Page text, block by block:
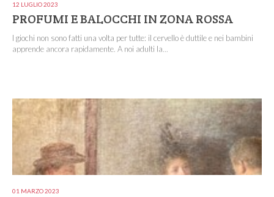
12 LUGLIO 2023
PROFUMI E BALOCCHI IN ZONA ROSSA
I giochi non sono fatti una volta per tutte: il cervello è duttile e nei bambini
apprende ancora rapidamente. A noi adulti la...
01 MARZO 2023